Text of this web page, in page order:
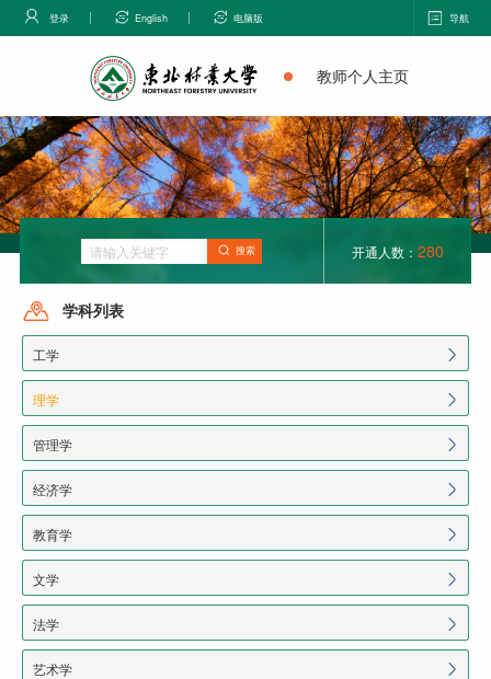
登录 English 电脑版 导航
教师个人主页
搜索 开通人数： 280
学科列表
工学
理学
管理学
经济学
教育学
文学
法学
艺术学